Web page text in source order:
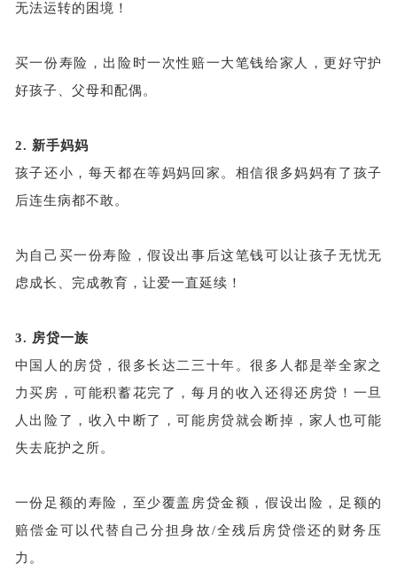
无法运转的困境！
买一份寿险，出险时一次性赔一大笔钱给家人，更好守护
好孩子、父母和配偶。
2. 新手妈妈
孩子还小，每天都在等妈妈回家。相信很多妈妈有了孩子
后连生病都不敢。
为自己买一份寿险，假设出事后这笔钱可以让孩子无忧无
虑成长、完成教育，让爱一直延续！
3. 房贷一族
中国人的房贷，很多长达二三十年。很多人都是举全家之
力买房，可能积蓄花完了，每月的收入还得还房贷！一旦
人出险了，收入中断了，可能房贷就会断掉，家人也可能
失去庇护之所。
一份足额的寿险，至少覆盖房贷金额，假设出险，足额的
赔偿金可以代替自己分担身故/全残后房贷偿还的财务压
力。